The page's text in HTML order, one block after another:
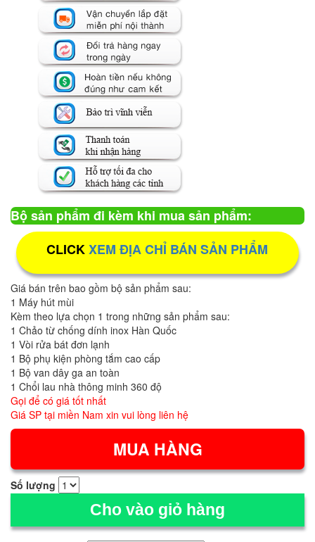
Bộ sản phẩm đi kèm khi mua sản phẩm:
CLICKXEM ĐỊA CHỈ BÁN SẢN PHẨM
Giá bán trên bao gồm bộ sản phẩm sau:
1 Máy hút mùi
Kèm theo lựa chọn 1 trong những sản phẩm sau:
1 Chảo từ chống dính inox Hàn Quốc
1 Vòi rửa bát đơn lạnh
1 Bộ phụ kiện phòng tắm cao cấp
1 Bộ van dây ga an toàn
1 Chổi lau nhà thông minh 360 độ
Gọi để có giá tốt nhất
Giá SP tại miền Nam xin vui lòng liên hệ
Số lượng
Cho vào giỏ hàng